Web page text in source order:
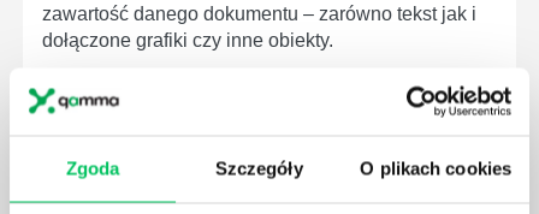
Zgoda Szczegóły O plikach cookies
zawartość danego dokumentu – zarówno tekst jak i
dołączone grafiki czy inne obiekty.
WORD - WSTAWIANIE WYKRESU